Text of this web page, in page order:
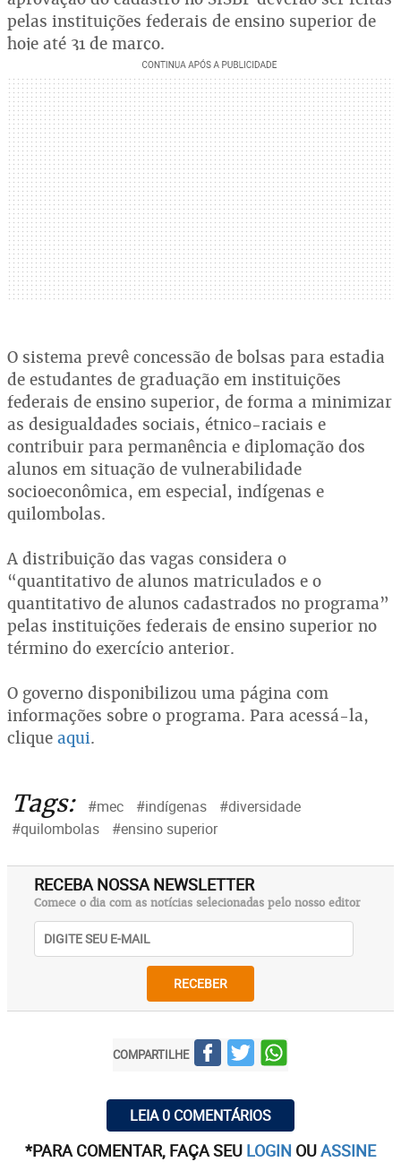
pelas instituições federais de ensino superior de
hoje até 31 de março.
O sistema prevê concessão de bolsas para estadia
de estudantes de graduação em instituições
federais de ensino superior, de forma a minimizar
as desigualdades sociais, étnico-raciais e
contribuir para permanência e diplomação dos
alunos em situação de vulnerabilidade
socioeconômica, em especial, indígenas e
quilombolas.
A distribuição das vagas considera o
“quantitativo de alunos matriculados e o
quantitativo de alunos cadastrados no programa”
pelas instituições federais de ensino superior no
término do exercício anterior.
O governo disponibilizou uma página com
informações sobre o programa. Para acessá-la,
clique aqui.
Tags: #mec #indígenas
#diversidade
#quilombolas
#ensino superior
RECEBA NOSSA NEWSLETTER
Comece o dia com as notícias selecionadas pelo nosso editor
RECEBER
COMPARTILHE
LEIA 0 COMENTÁRIOS
*PARA COMENTAR, FAÇA SEU LOGIN OUASSINE